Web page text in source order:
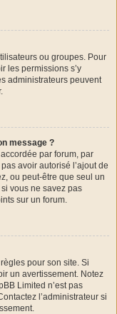
ou groupes. Pour
les permissions s’y
administrateurs peuvent
message ?
par forum, par
avoir autorisé l’ajout de
ou peut-être que seul un
vous ne savez pas
sur un forum.
pour son site. Si
un avertissement. Notez
Limited n’est pas
l’administrateur si